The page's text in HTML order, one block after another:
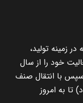
زمینه تولید،
خود را از سال
و سپس با انتقال صنف
به امروز